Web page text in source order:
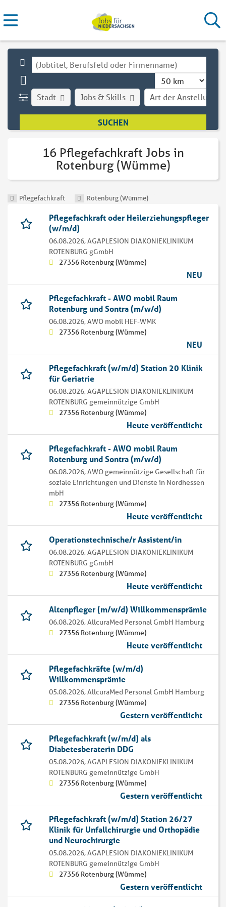
Stadt Art der Anstellung
Jobs & Skills
16 Pflegefachkraft Jobs in
Rotenburg (Wümme)
Pflegefachkraft Rotenburg (Wümme)
Pflegefachkraft oder Heilerziehungspfleger
(w/m/d)
06.08.2026,AGAPLESION DIAKONIEKLINIKUM
ROTENBURG gGmbH
27356 Rotenburg (Wümme)
NEU
Pflegefachkraft - AWO mobil Raum
Rotenburg und Sontra (m/w/d)
06.08.2026,AWO mobil HEF-WMK
27356 Rotenburg (Wümme)
NEU
Pflegefachkraft (w/m/d) Station 20 Klinik
für Geriatrie
06.08.2026,AGAPLESION DIAKONIEKLINIKUM
ROTENBURG gemeinnützige GmbH
27356 Rotenburg (Wümme)
Heute veröffentlicht
Pflegefachkraft - AWO mobil Raum
Rotenburg und Sontra (m/w/d)
06.08.2026,AWO gemeinnützige Gesellschaft für
soziale Einrichtungen und Dienste in Nordhessen
mbH
27356 Rotenburg (Wümme)
Heute veröffentlicht
Operationstechnische/r Assistent/in
06.08.2026,AGAPLESION DIAKONIEKLINIKUM
ROTENBURG gGmbH
27356 Rotenburg (Wümme)
Heute veröffentlicht
Altenpfleger (m/w/d) Willkommensprämie
06.08.2026,AllcuraMed Personal GmbH Hamburg
27356 Rotenburg (Wümme)
Heute veröffentlicht
Pflegefachkräfte (w/m/d)
Willkommensprämie
05.08.2026,AllcuraMed Personal GmbH Hamburg
27356 Rotenburg (Wümme)
Gestern veröffentlicht
Pflegefachkraft (w/m/d) als
Diabetesberaterin DDG
05.08.2026,AGAPLESION DIAKONIEKLINIKUM
ROTENBURG gemeinnützige GmbH
27356 Rotenburg (Wümme)
Gestern veröffentlicht
Pflegefachkraft (w/m/d) Station 26/27
Klinik für Unfallchirurgie und Orthopädie
und Neurochirurgie
05.08.2026,AGAPLESION DIAKONIEKLINIKUM
ROTENBURG gemeinnützige GmbH
27356 Rotenburg (Wümme)
Gestern veröffentlicht